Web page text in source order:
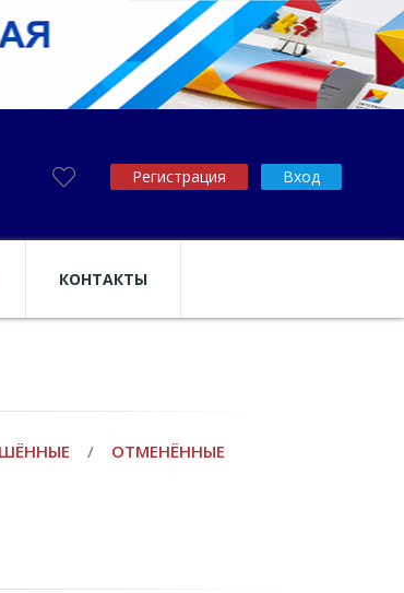
Регистрация Вход
КОНТАКТЫ
/ ОТМЕНЁННЫЕ